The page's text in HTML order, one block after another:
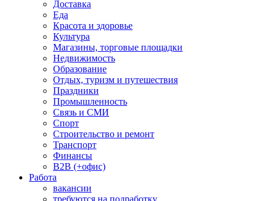
Доставка
Еда
Красота и здоровье
Культура
Магазины, торговые площадки
Недвижимость
Образование
Отдых, туризм и путешествия
Праздники
Промышленность
Связь и СМИ
Спорт
Строительство и ремонт
Транспорт
Финансы
B2B (+офис)
Работа
вакансии
требуются на подработку